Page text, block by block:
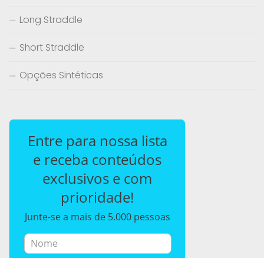
Long Straddle
Short Straddle
Opções Sintéticas
Entre para nossa lista
e receba conteúdos
exclusivos e com
prioridade!
Junte-se a mais de 5.000 pessoas